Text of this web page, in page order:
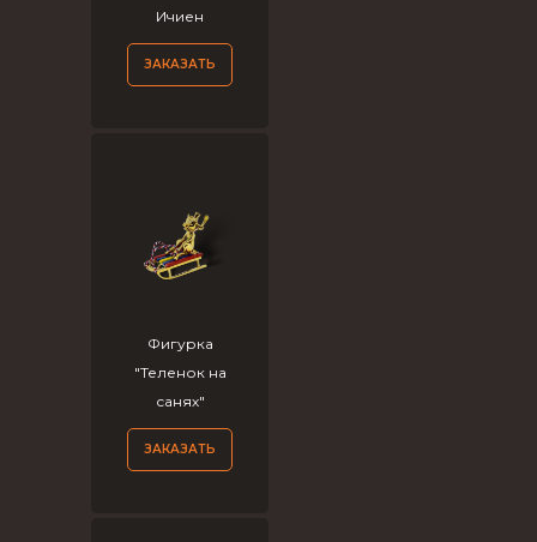
Ичиен
ЗАКАЗАТЬ
Фигурка
"Теленок на
санях"
ЗАКАЗАТЬ